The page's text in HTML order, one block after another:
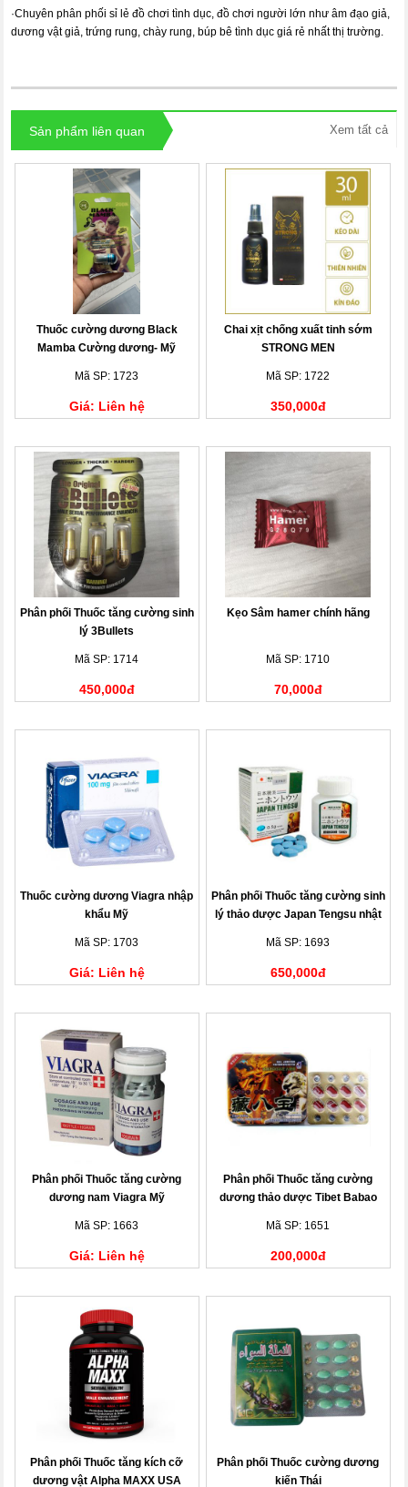
·Chuyên phân phối sỉ lẻ đồ chơi tình dục, đồ chơi người lớn như âm đạo giả,
dương vật giả, trứng rung, chày rung, búp bê tình dục giá rẻ nhất thị trường.
Sản phẩm liên quan Xem tất cả
Thuốc cường dương Black
Mamba Cường dương- Mỹ
Mã SP: 1723
Giá: Liên hệ
Chai xịt chống xuất tinh sớm
STRONG MEN
Mã SP: 1722
350,000đ
Phân phối Thuốc tăng cường sinh
lý 3Bullets
Mã SP: 1714
450,000đ
Kẹo Sâm hamer chính hãng
Mã SP: 1710
70,000đ
Thuốc cường dương Viagra nhập
khẩu Mỹ
Mã SP: 1703
Giá: Liên hệ
Phân phối Thuốc tăng cường sinh
lý thảo dược Japan Tengsu nhật
Mã SP: 1693
650,000đ
Phân phối Thuốc tăng cường
dương nam Viagra Mỹ
Mã SP: 1663
Giá: Liên hệ
Phân phối Thuốc tăng cường
dương thảo dược Tibet Babao
Mã SP: 1651
200,000đ
Phân phối Thuốc tăng kích cỡ
dương vật Alpha MAXX USA
Phân phối Thuốc cường dương
kiến Thái